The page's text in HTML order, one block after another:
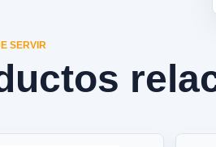
SERVIR